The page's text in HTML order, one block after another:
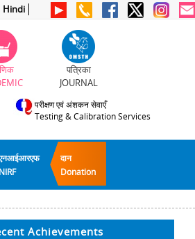
Hindi
पत्रिका
JOURNAL
परीक्षण एवं अंशकन सेवाएँ
Testing & Calibration Services
NIRF
दान
Donation
Achievements